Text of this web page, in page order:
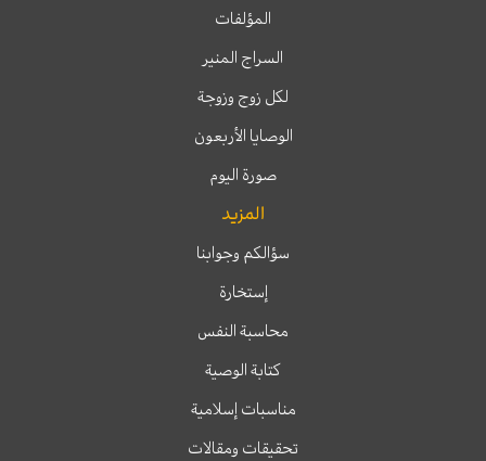
المؤلفات
السراج المنير
لكل زوج وزوجة
الوصايا الأربعون
صورة اليوم
المزيد
سؤالكم وجوابنا
إستخارة
محاسبة النفس
كتابة الوصية
مناسبات إسلامية
تحقيقات ومقالات